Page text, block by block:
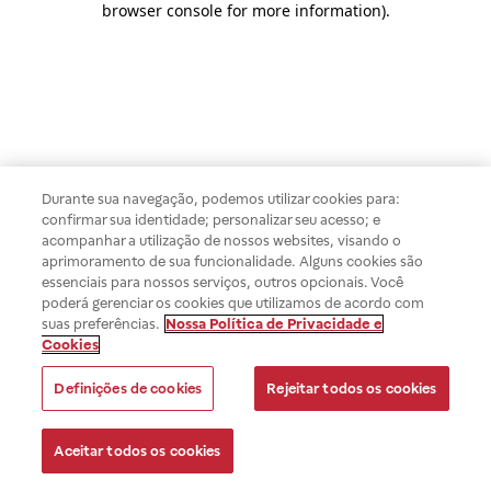
browser console for more information).
Durante sua navegação, podemos utilizar cookies para:
confirmar sua identidade; personalizar seu acesso; e
acompanhar a utilização de nossos websites, visando o
aprimoramento de sua funcionalidade. Alguns cookies são
essenciais para nossos serviços, outros opcionais. Você
poderá gerenciar os cookies que utilizamos de acordo com
suas preferências. Nossa Política de Privacidade e
Cookies
Definições de cookies Rejeitar todos os cookies
Aceitar todos os cookies